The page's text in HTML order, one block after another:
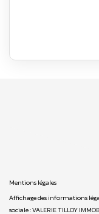
Mentions légales
Affichage des informations
sociale : VALERIE TILLOY